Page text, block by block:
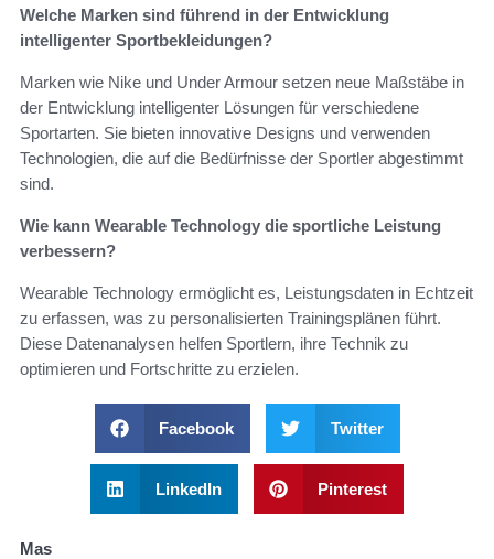
Welche Marken sind führend in der Entwicklung
intelligenter Sportbekleidungen?
Marken wie Nike und Under Armour setzen neue Maßstäbe in
der Entwicklung intelligenter Lösungen für verschiedene
Sportarten. Sie bieten innovative Designs und verwenden
Technologien, die auf die Bedürfnisse der Sportler abgestimmt
sind.
Wie kann Wearable Technology die sportliche Leistung
verbessern?
Wearable Technology ermöglicht es, Leistungsdaten in Echtzeit
zu erfassen, was zu personalisierten Trainingsplänen führt.
Diese Datenanalysen helfen Sportlern, ihre Technik zu
optimieren und Fortschritte zu erzielen.
Facebook Twitter
LinkedIn Pinterest
Mas